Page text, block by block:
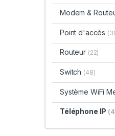
Modem &
Point d'accès
Routeur (22)
Switch (48)
Système WiFi
Téléphone IP